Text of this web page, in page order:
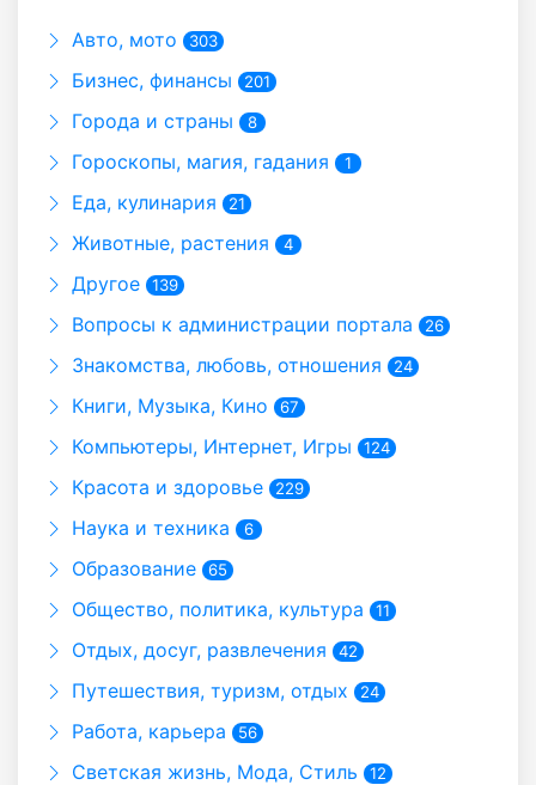
Авто, мото 303
Бизнес, финансы 201
Города и страны 8
Гороскопы, магия, гадания 1
Еда, кулинария 21
Животные, растения 4
Другое 139
Вопросы к администрации портала 26
Знакомства, любовь, отношения 24
Книги, Музыка, Кино 67
Компьютеры, Интернет, Игры 124
Красота и здоровье 229
Наука и техника 6
Образование 65
Общество, политика, культура 11
Отдых, досуг, развлечения 42
Путешествия, туризм, отдых 24
Работа, карьера 56
Светская жизнь, Мода, Стиль 12